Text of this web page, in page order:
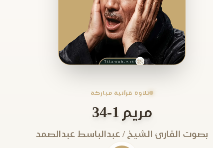
تلاوة قرآنية مباركة
مريم 1-34
بصوت القارئ الشيخ / عبدالباسط عبدالصمد